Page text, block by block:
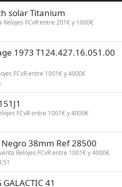
solar Titanium
Relojes FCvR entre 201€ y 1000€
1973 T124.427.16.051.00
FCvR entre 1001€ y 4000€
FCvR entre 1001€ y 4000€
38mm Ref 28500
Relojes FCvR entre 1001€ y 4000€
GALACTIC 41